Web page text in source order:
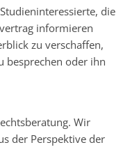
die
informieren
zu verschaffen,
besprechen oder ihn
Wir
der Perspektive der